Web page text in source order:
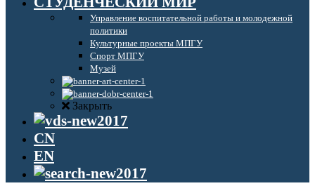
Управление воспитательной работы и молодежной
политики
Культурные проекты МПГУ
Спорт МПГУ
Музей
Закрыть
CN
EN